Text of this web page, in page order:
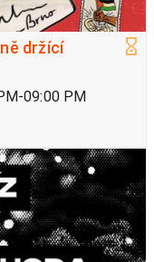
držící
09:00 PM